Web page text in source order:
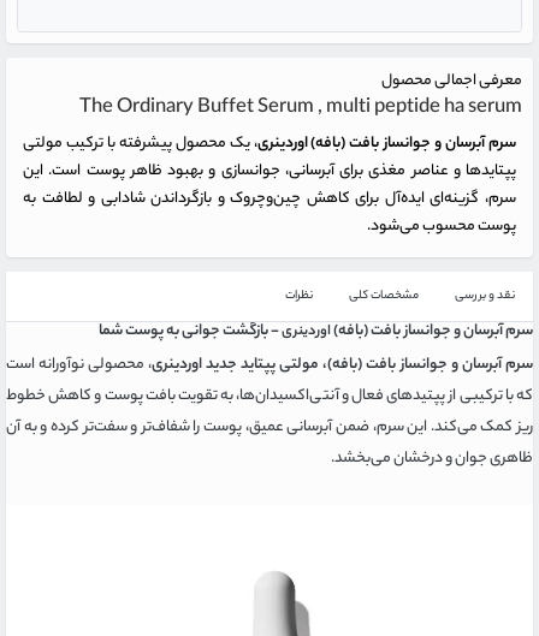
معرفی اجمالی محصول
The Ordinary Buffet Serum , multi peptide ha serum
سرم آبرسان و جوانساز بافت (بافه) اوردینری، یک محصول پیشرفته با ترکیب مولتی
پپتایدها و عناصر مغذی برای آبرسانی، جوانسازی و بهبود ظاهر پوست است. این
سرم، گزینه‌ای ایده‌آل برای کاهش چین‌وچروک و بازگرداندن شادابی و لطافت به
پوست محسوب می‌شود.
نقد و بررسی مشخصات کلی نظرات
سرم آبرسان و جوانساز بافت (بافه)اوردینری- بازگشت جوانی به پوست شما
سرم آبرسان و جوانساز بافت (بافه)، مولتی پپتاید جدید اوردینری، محصولی نوآورانه است
که با ترکیبی از پپتیدهای فعال و آنتی‌اکسیدان‌ها، به تقویت بافت پوست و کاهش خطوط
ریز کمک می‌کند. این سرم، ضمن آبرسانی عمیق، پوست را شفاف‌تر و سفت‌تر کرده و به آن
ظاهری جوان و درخشان می‌بخشد.